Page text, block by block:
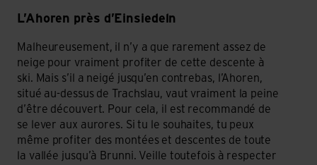
L’Ahoren près d’Einsiedeln
Malheureusement, il n’y a que rarement assez de
neige pour vraiment profiter de cette descente à
ski. Mais s’il a neigé jusqu’en contrebas, l’Ahoren,
situé au-dessus de Trachslau, vaut vraiment la peine
d’être découvert. Pour cela, il est recommandé de
se lever aux aurores. Si tu le souhaites, tu peux
même profiter des montées et descentes de toute
la vallée jusqu’à Brunni. Veille toutefois à respecter